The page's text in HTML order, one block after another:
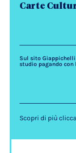
Carte
Sul sito
studio pagando con
Scopri di più